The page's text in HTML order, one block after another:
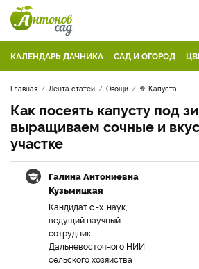
КАЛЕНДАРЬ ДАЧНИКА САД И ОГОРОД
Главная Лента статей Овощи 🥦 Капуста
Как посеять капусту под
выращиваем сочные и
участке
Галина Антониевна
Кузьмицкая
Кандидат с.-х. наук,
ведущий научный
сотрудник
Дальневосточного НИИ
сельского хозяйства